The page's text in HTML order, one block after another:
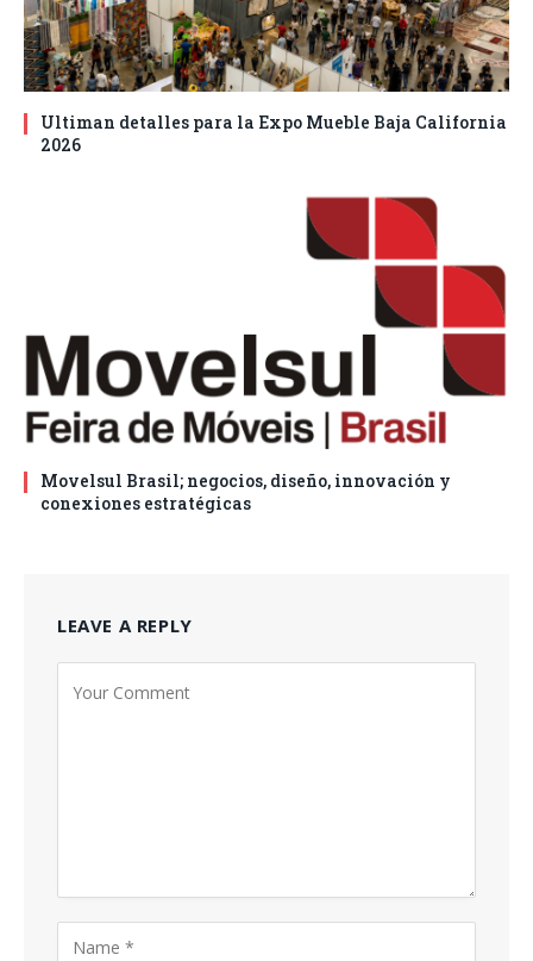
Ultiman detalles para la Expo Mueble Baja California
2026
Movelsul Brasil; negocios, diseño, innovación y
conexiones estratégicas
LEAVE A REPLY